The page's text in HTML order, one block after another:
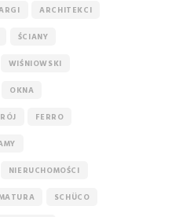
ARCHITEKCI
ŚCIANY
WIŚNIOWSKI
OKNA
FERRO
NIERUCHOMOŚCI
SCHÜCO